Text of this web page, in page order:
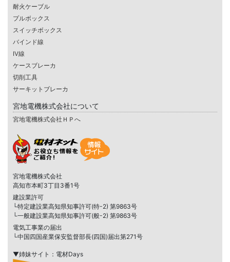
耐火ケーブル
プルボックス
スイッチボックス
バインド線
IV線
ケースブレーカ
切削工具
サーキットブレーカ
宮地電機株式会社について
宮地電機株式会社ＨＰへ
宮地電機株式会社
高知市本町3丁目3番1号
建設業許可
└特定建設業高知県知事許可(特-2) 第9863号
└一般建設業高知県知事許可(般-2) 第9863号
電気工事業の届出
└中国四国産業保安監督部長(四国)届出第271号
▼姉妹サイト：電材Days